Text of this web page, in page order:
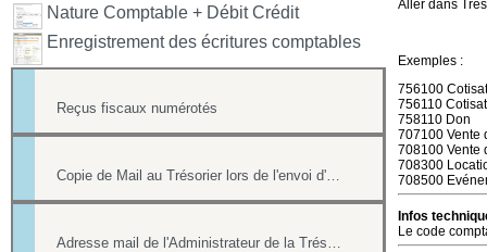
Nature Comptable + Débit Crédit
Enregistrement des écritures comptables
Reçus fiscaux numérotés
Copie de Mail au Trésorier lors de l'envoi d'un reçu
Adresse mail de l'Administrateur de la Trésorerie
Aller dans
Exemples :
756100
756110
758110 Don
707100 Vente
708100 Vente
708300
708500
Infos
Le code